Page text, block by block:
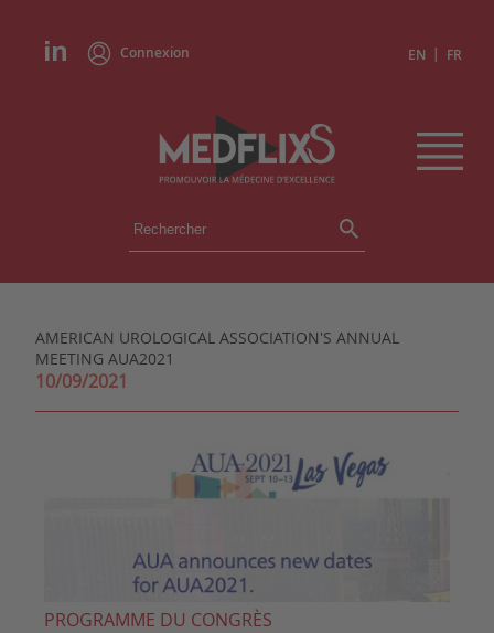
Connexion EN | FR
ÉVÉNEMENTS
INSTITUTIONS
CONGRÈS EN RÉSUMÉ
AMERICAN UROLOGICAL ASSOCIATION'S ANNUAL
MEETING AUA2021
10/09/2021
PROGRAMME DU CONGRÈS